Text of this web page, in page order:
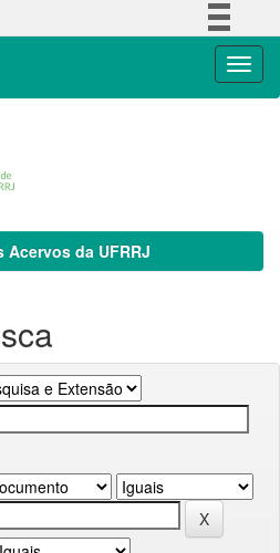
da UFRRJ